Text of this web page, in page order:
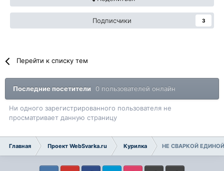
Подписчики 3
Перейти к списку тем
Последние посетители 0 пользователей онлайн
Ни одного зарегистрированного пользователя не
просматривает данную страницу
Главная Проект WebSvarka.ru Курилка НЕ СВАРКОЙ